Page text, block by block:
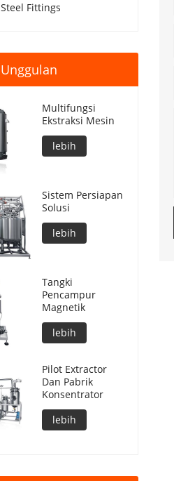
Fittings
Multifungsi
Ekstraksi Mesin
lebih
Sistem Persiapan
Solusi
lebih
Tangki
Pencampur
Magnetik
lebih
Pilot Extractor
Dan Pabrik
Konsentrator
lebih